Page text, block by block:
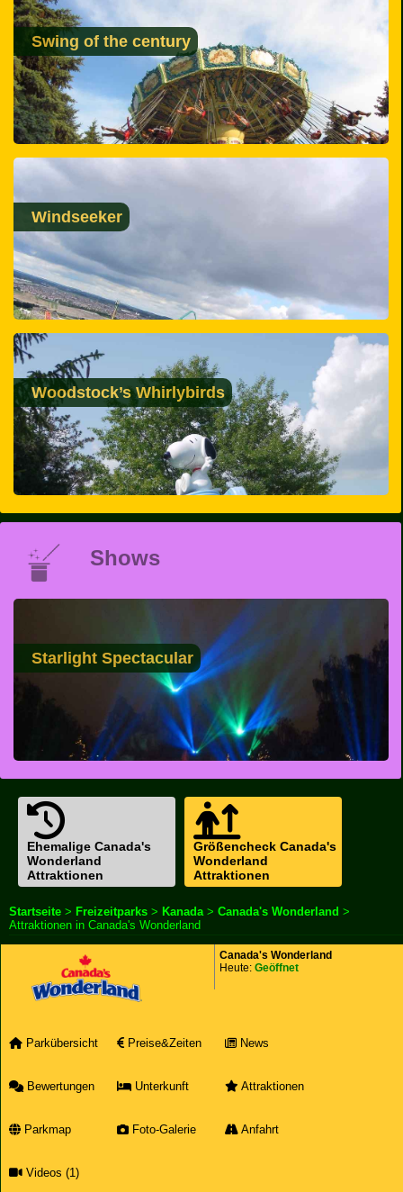
Swing of the century
Windseeker
Woodstock’s Whirlybirds
Shows
Starlight Spectacular
Ehemalige Canada's
Wonderland
Attraktionen
Größencheck Canada's
Wonderland
Attraktionen
Startseite > Freizeitparks > Kanada> Canada's Wonderland >
Attraktionen in Canada's Wonderland
Canada's Wonderland
Heute: Geöffnet
Parkübersicht Preise&Zeiten News
Bewertungen Unterkunft Attraktionen
Parkmap Foto-Galerie Anfahrt
Videos (1)